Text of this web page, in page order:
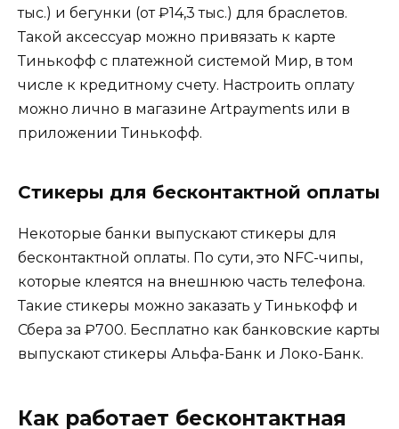
тыс.) и бегунки (от ₽14,3 тыс.) для браслетов.
Такой аксессуар можно привязать к карте
Тинькофф с платежной системой Мир, в том
числе к кредитному счету. Настроить оплату
можно лично в магазине Artpayments или в
приложении Тинькофф.
Стикеры для бесконтактной оплаты
Некоторые банки выпускают стикеры для
бесконтактной оплаты. По сути, это NFC-чипы,
которые клеятся на внешнюю часть телефона.
Такие стикеры можно заказать у Тинькофф и
Сбера за ₽700. Бесплатно как банковские карты
выпускают стикеры Альфа-Банк и Локо-Банк.
Как работает бесконтактная